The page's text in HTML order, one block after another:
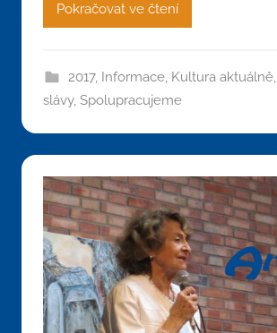
Pokračovat ve čtení
2017, Informace, Kultura aktuálně,
slávy, Spolupracujeme